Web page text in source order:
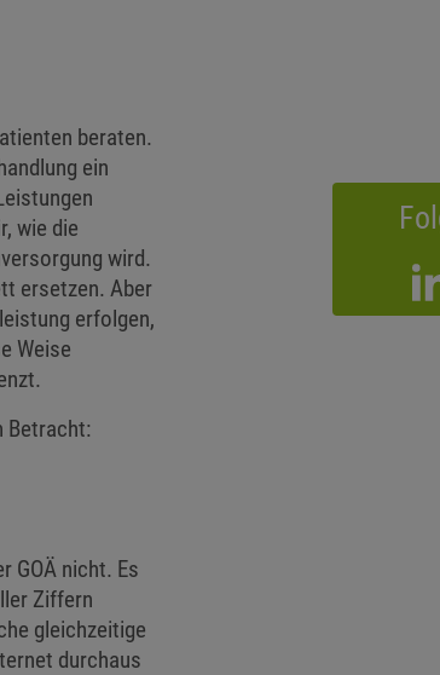
beraten.
ein
wie die
wird.
ersetzen. Aber
erfolgen,
Weise
Betracht:
GOÄ nicht. Es
Ziffern
gleichzeitige
durchaus